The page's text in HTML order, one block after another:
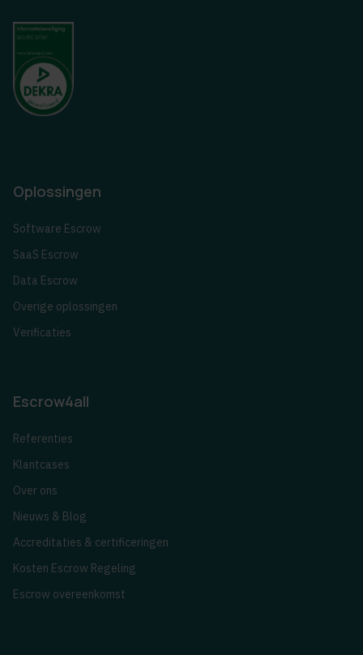
Oplossingen
Software Escrow
SaaS Escrow
Data Escrow
Overige oplossingen
Verificaties
Escrow4all
Referenties
Klantcases
Over ons
Nieuws & Blog
Accreditaties & certificeringen
Kosten Escrow Regeling
Escrow overeenkomst